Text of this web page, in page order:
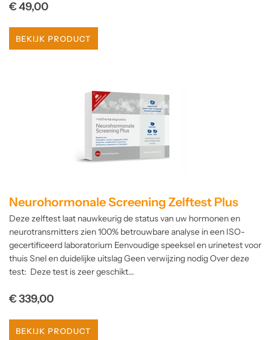
Normale
€ 49,00
BEKIJK PRODUCT
Neurohormonale Screening Zelftest Plus
Deze zelftest laat nauwkeurig de status van uw hormonen en
neurotransmitters zien 100% betrouwbare analyse in een ISO-
gecertificeerd laboratorium Eenvoudige speeksel en urinetest voor
thuis Snel en duidelijke uitslag Geen verwijzing nodig Over deze
test: Deze test is zeer geschikt...
Normale
€ 339,00
BEKIJK PRODUCT